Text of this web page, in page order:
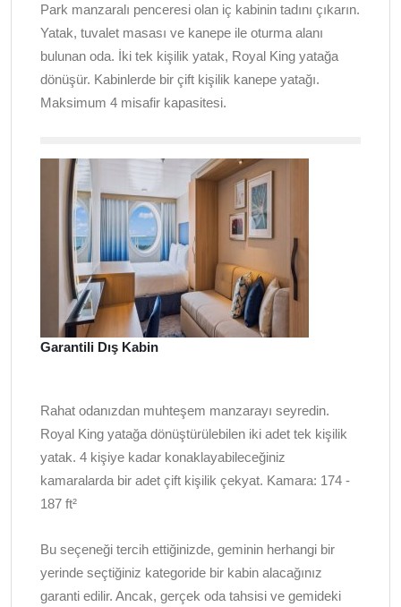
Park manzaralı penceresi olan iç kabinin tadını çıkarın.
Yatak, tuvalet masası ve kanepe ile oturma alanı
bulunan oda. İki tek kişilik yatak, Royal King yatağa
dönüşür. Kabinlerde bir çift kişilik kanepe yatağı.
Maksimum 4 misafir kapasitesi.
Garantili Dış Kabin
Rahat odanızdan muhteşem manzarayı seyredin.
Royal King yatağa dönüştürülebilen iki adet tek kişilik
yatak. 4 kişiye kadar konaklayabileceğiniz
kamaralarda bir adet çift kişilik çekyat. Kamara: 174 -
187 ft²
Bu seçeneği tercih ettiğinizde, geminin herhangi bir
yerinde seçtiğiniz kategoride bir kabin alacağınız
garanti edilir. Ancak, gerçek oda tahsisi ve gemideki